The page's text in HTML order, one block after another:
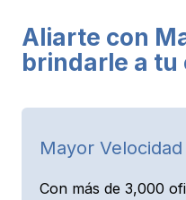
Aliarte con
brindarle a tu
Mayor Velocidad
Con más de 3,000